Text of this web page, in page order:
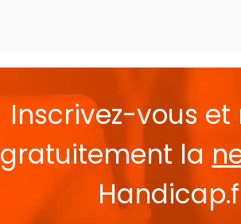
Inscrivez-vous et
gratuitement la